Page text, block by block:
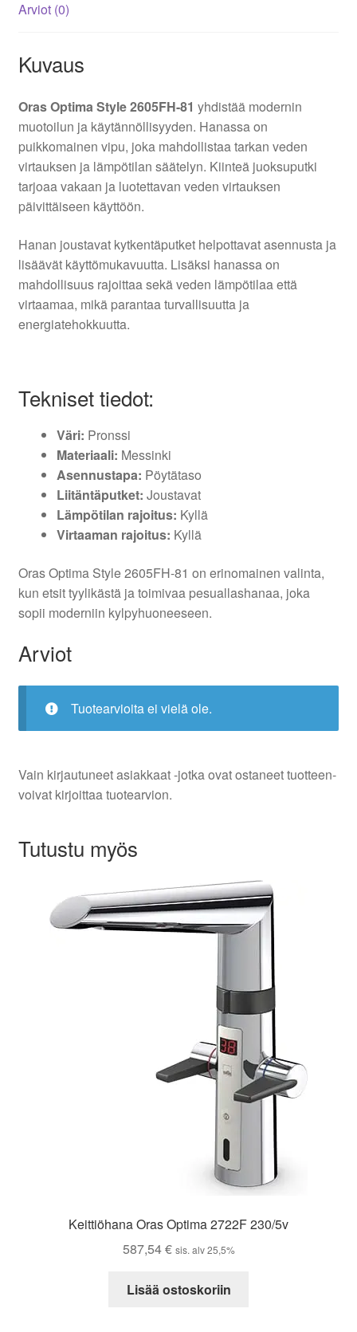
Arviot (0)
Kuvaus
Oras Optima Style 2605FH-81 yhdistää modernin
muotoilun ja käytännöllisyyden. Hanassa on
puikkomainen vipu, joka mahdollistaa tarkan veden
virtauksen ja lämpötilan säätelyn. Kiinteä juoksuputki
tarjoaa vakaan ja luotettavan veden virtauksen
päivittäiseen käyttöön.
Hanan joustavat kytkentäputket helpottavat asennusta ja
lisäävät käyttömukavuutta. Lisäksi hanassa on
mahdollisuus rajoittaa sekä veden lämpötilaa että
virtaamaa, mikä parantaa turvallisuutta ja
energiatehokkuutta.
Tekniset tiedot:
Väri: Pronssi
Materiaali: Messinki
Asennustapa: Pöytätaso
Liitäntäputket: Joustavat
Lämpötilan rajoitus: Kyllä
Virtaaman rajoitus: Kyllä
Oras Optima Style 2605FH-81 on erinomainen valinta,
kun etsit tyylikästä ja toimivaa pesuallashanaa, joka
sopii moderniin kylpyhuoneeseen.
Arviot
Tuotearvioita ei vielä ole.
Vain kirjautuneet asiakkaat -jotka ovat ostaneet tuotteen-
voivat kirjoittaa tuotearvion.
Tutustu myös
Keittiöhana Oras Optima 2722F 230/5v
587,54€ sis. alv 25,5%
Lisää ostoskoriin